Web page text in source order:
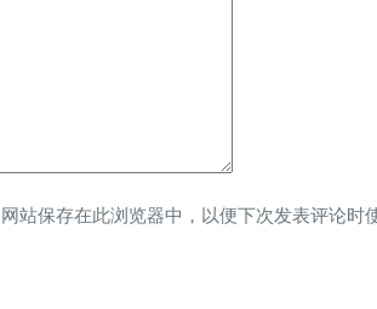
站保存在此浏览器中，以便下次发表评论时